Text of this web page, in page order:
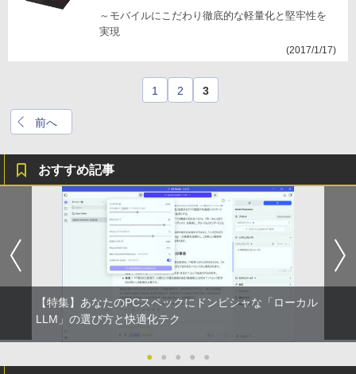
～モバイルにこだわり徹底的な軽量化と堅牢性を
実現
(2017/1/17)
前へ
1 2 3
おすすめ記事
【特集】あなたのPCスペックにドンピシャな「ローカル
LLM」の選び方と快適化テク
● ● ● ● ●